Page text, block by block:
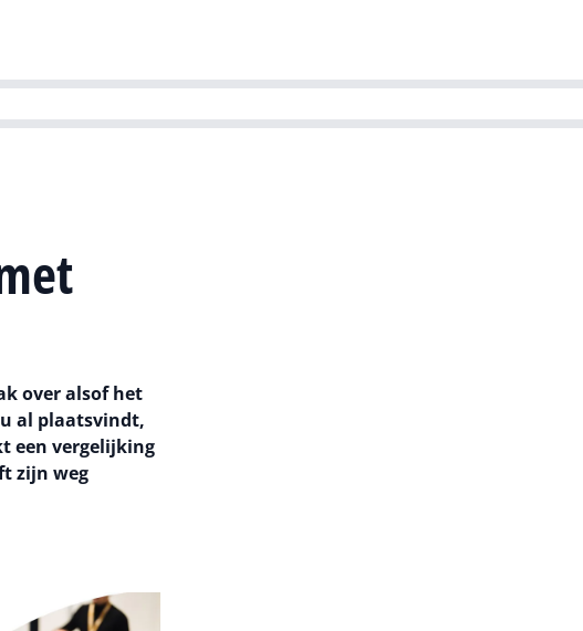
over alsof het
al plaatsvindt,
een vergelijking
zijn weg